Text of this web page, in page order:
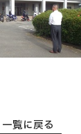
一覧に戻る
お問い合